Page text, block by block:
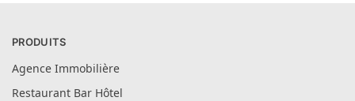
PRODUITS
Agence Immobilière
Restaurant Bar Hôtel